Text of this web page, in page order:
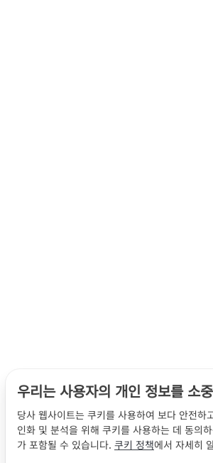
우리는 사용자의 개인 정보를 소
당사 웹사이트는 쿠키를 사용하여 보다 안전
인화 및 분석을 위해 쿠키를 사용하는 데 동의
가 포함될 수 있습니다. 쿠키 정책에서 자세히